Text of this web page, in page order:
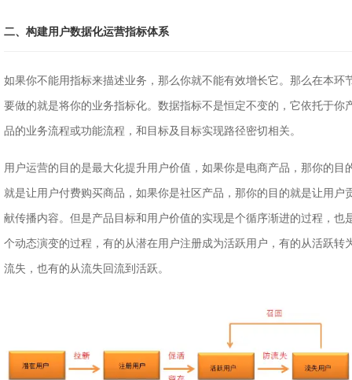
二、构建用户数据化运营指标体系
如果你不能用指标来描述业务，那么你就不能有效增长它。那么在本环
要做的就是将你的业务指标化。数据指标不是恒定不变的，它依托于你
品的业务流程或功能流程，和目标及目标实现路径密切相关。
用户运营的目的是最大化提升用户价值，如果你是电商产品，那你的目
就是让用户付费购买商品，如果你是社区产品，那你的目的就是让用户
献传播内容。但是产品目标和用户价值的实现是个循序渐进的过程，也
个动态演变的过程，有的从潜在用户注册成为活跃用户，有的从活跃转
流失，也有的从流失回流到活跃。